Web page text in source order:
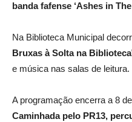
banda fafense ‘Ashes in The
Na Biblioteca Municipal
Bruxas à Solta na Biblioteca
e música nas salas de leitura.
A programação encerra a 8
Caminhada pelo PR13,